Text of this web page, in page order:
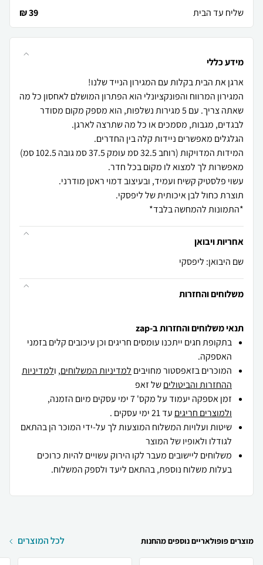
שליח עד הבית
39 ₪
מידע כללי
המגירון המרווח והפונקציונלי הוא הפתרון המושלם לאחסון כל מה
שאתה צריך. עם 5 מגירות נשלפות, הוא מספק מקום מסודר
המידות המדויקות (רוחב 32.5 סמ עומק 37.5 סמ גובה 102.5 סמ)
*התמונות להמחשה בלבד*
אחריות ויבואן
שם היבואן: ליפסקי
משלוחים והחזרות
תנאי משלוחים והחזרות ב-zap
בתקופת חגים ייתכנו עומסים חריגים וכן עיכובים קלים בזמני
האספקה.
המוכרים בזאפסטור מחויבים למדיניות המשלוחים, ולמדיניות
ההחזרות והביטוליםשל זאפ
זמן אספקה יעמוד על מקס' 7 ימי עסקים מיום הזמנה,
ולמוצרים חריגים עד 21 ימי עסקים .
שיטות ועלויות המשלוח המוצעות לך על-ידי המוכר הן בהתאם
לגודלו ולאופיו של המוצר
משלוחים ליישובים מעבר לקו הירוק עשויים להיות כרוכים
בעלות משלוח נוספת, בהתאם ליעד ולספק המשלוח.
מוצרים פופולאריים נוספים מהחנות לכל המוצרים